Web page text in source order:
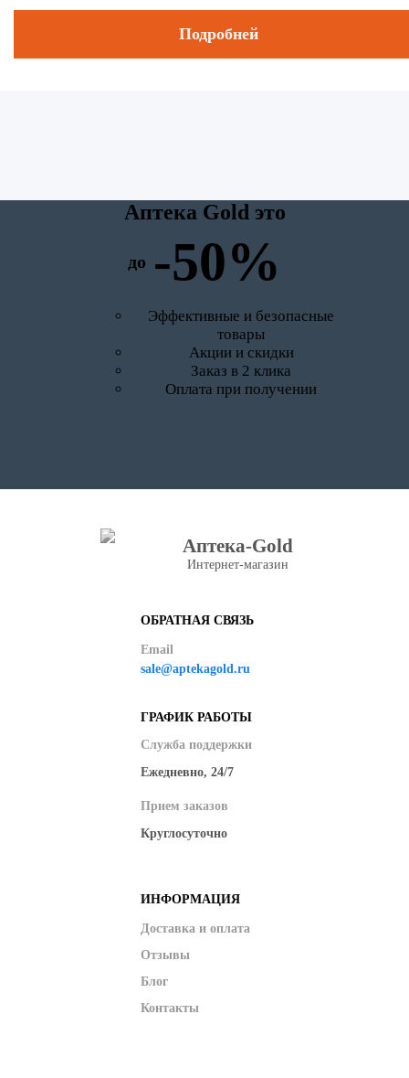
Подробней
Аптека Gold это
до -50%
Эффективные и безопасные
товары
Акции и скидки
Заказ в 2 клика
Оплата при получении
Аптека-Gold
Интернет-магазин
ОБРАТНАЯ СВЯЗЬ
Email
sale@aptekagold.ru
ГРАФИК РАБОТЫ
Служба поддержки
Ежедневно, 24/7
Прием заказов
Круглосуточно
ИНФОРМАЦИЯ
Доставка и оплата
Отзывы
Блог
Контакты